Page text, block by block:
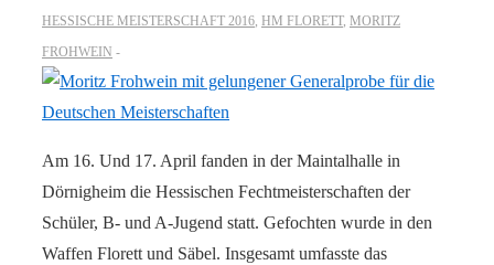
HESSISCHE MEISTERSCHAFT 2016, HM FLORETT, MORITZ
FROHWEIN
Am 16. Und 17. April fanden in der Maintalhalle in
Dörnigheim die Hessischen Fechtmeisterschaften der
Schüler, B- und A-Jugend statt. Gefochten wurde in den
Waffen Florett und Säbel. Insgesamt umfasste das